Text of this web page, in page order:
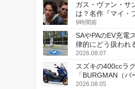
ガス・ヴァン・サ
は？名作『マイ・
デジタルリマスタ
9時間前
SAやPAのEV充電
律的にどう扱われ
2026.08.07
スズキの400ccラ
「BURGMAN（
更し、8月18日に発
2026.08.05